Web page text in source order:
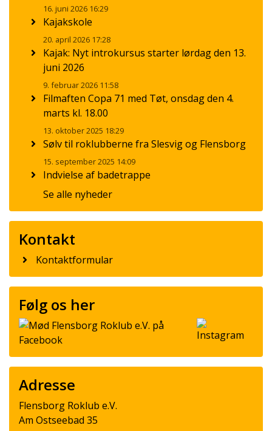
16. juni 2026 16:29
Kajakskole
20. april 2026 17:28
Kajak: Nyt introkursus starter lørdag den 13.
juni 2026
9. februar 2026 11:58
Filmaften Copa 71 med Tøt, onsdag den 4.
marts kl. 18.00
13. oktober 2025 18:29
Sølv til roklubberne fra Slesvig og Flensborg
15. september 2025 14:09
Indvielse af badetrappe
Se alle nyheder
Kontakt
Kontaktformular
Følg os her
Adresse
Flensborg Roklub e.V.
Am Ostseebad 35